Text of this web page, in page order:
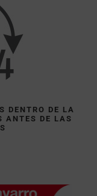
DENTRO DE LA
ANTES DE LAS